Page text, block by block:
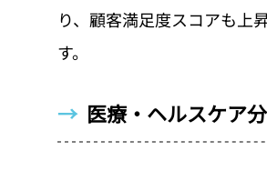
り、顧客満足度スコアも上
す。
→ 医療・ヘルスケア